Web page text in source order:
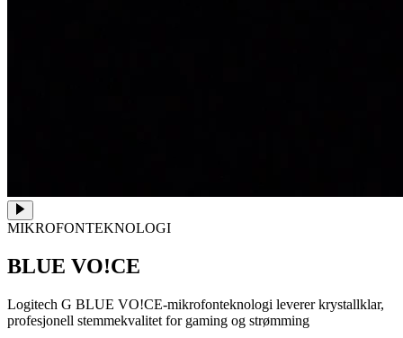
MIKROFONTEKNOLOGI
BLUE VO!CE
Logitech G BLUE VO!CE-mikrofonteknologi leverer krystallklar,
profesjonell stemmekvalitet for gaming og strømming